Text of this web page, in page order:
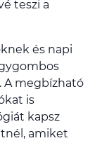
teszi a
és napi
A megbízható
is
kapsz
amiket